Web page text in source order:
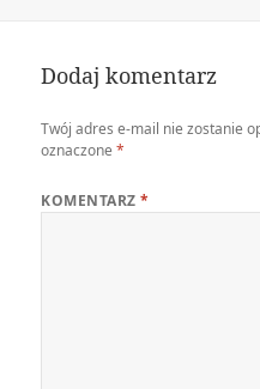
Dodaj komentarz
Twój adres e-mail nie zostanie
oznaczone*
KOMENTARZ*